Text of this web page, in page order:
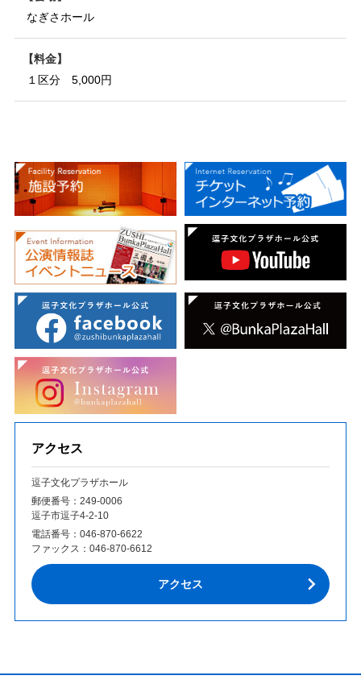
なぎさホール
料金
１区分 5,000円
アクセス
逗子文化プラザホール
郵便番号：249‐0006
逗子市逗子4-2-10
電話番号： 046-870-6622
ファックス： 046-870-6612
アクセス